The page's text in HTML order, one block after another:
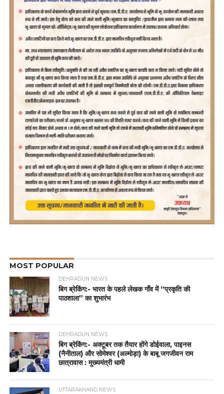
MOST POPULAR
DEHRADUN NEWS
बिग ब्रेकिंग:- भारत के पहले लेखक गाँव में “प्रकृति की
पाठशाला” का शुभारंभ
DEHRADUN NEWS
बिग ब्रेकिंग:- अक्टूबर तक तैयार होंगे डोईवाला, पाइनस
(नैनीताल) और सोमेश्वर (अल्मोड़ा) के बाबू जगजीवन राम
छात्रावास : मुख्यमंत्री धामी
UTTARAKHAND NEWS